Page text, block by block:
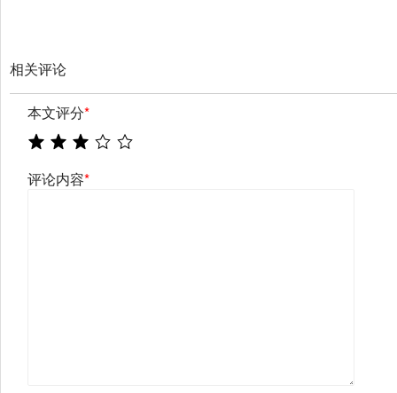
相关评论
本文评分*
评论内容*